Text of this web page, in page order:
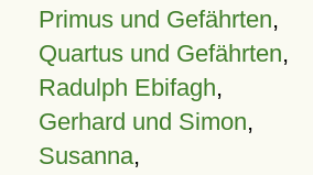
Primus und Gefährten,
Quartus und Gefährten,
Radulph Ebifagh,
Gerhard und Simon,
Susanna,